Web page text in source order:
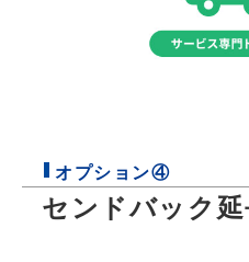
オプション④
センドバック